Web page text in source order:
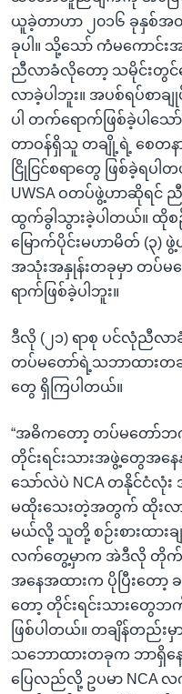
ယူခဲ့တာဟာ ၂၀၁၆ ခုနှစ်
ခုပါ။ သို့သော် ကံမကောင်း
ညီလာခံလိုတော့ သမိုင်းတွင်
လာခဲ့ပါဘူး။ အပစ်ရပ်စ
ပါ တက်ရောက်ဖြစ်ခဲ့ပါ
တာဝန်ရှိသူ တချို့ရဲ့ စေတန
ငြိုငြင်စရာတွေ ဖြစ်ခဲ့ရ
UWSA ဝတပ်ဖွဲ့ဟာဆိုရ
ထွက်ခွါသွားခဲ့ပါတယ်။ ထိုစ
မြောက်ပိုင်းမဟာမိတ် (၃
အသုံးအနှုန်းတခုမှာ တပ်
ရာက်ဖြစ်ခဲ့ပါဘူး။
ဒီလို (၂၁) ရာစု ပင်လုံညီလာ
တပ်မတော်ရဲ့သဘာထားတ
တွေ ရှိကြပါတယ်။
“အဓိကတော့ တပ်မတော်ဘက်
တိုင်းရင်းသားအဖွဲ့တွေအန
သော်လဲပဲ NCA တနိုင်ငံလုံ
မထိုးသေးတဲ့အတွက် ထိုးလာ
မယ်လို့ သူတို့ စဉ်းစားထား
လက်တွေ့မှာက အဲဒီလို
အနေအထားက ပိုပြီးတေ
တော့ တိုင်းရင်းသားတွေ
ဖြစ်ပါတယ်။ တချိန်တည်
သဘောထားတခုက ဘာရှိန
ပြေလည်လို့ ဥပမာ NCA